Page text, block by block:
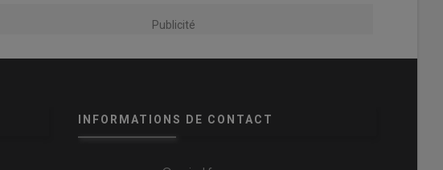
Publicité
INFORMATIONS DE CONTACT